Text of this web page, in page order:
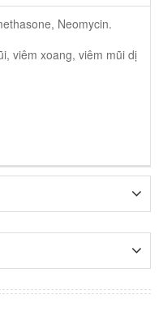
Neomycin.
viêm xoang, viêm mũi dị